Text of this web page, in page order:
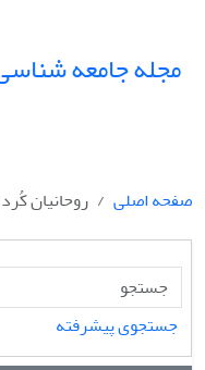
مجله جامعه
صفحه اصلی روحانیان
جستجوی پیشرفته